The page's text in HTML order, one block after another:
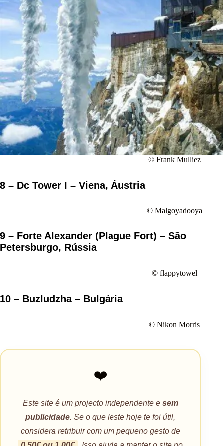
© Frank Mulliez
8 – Dc Tower I – Viena, Áustria
© Malgoyadooya
9 – Forte Alexander (Plague Fort) – São
Petersburgo, Rússia
© flappytowel
10 – Buzludzha – Bulgária
© Nikon Morris
❤️
Este site é um projecto independente e sem
publicidade. Se o que leste hoje te foi útil,
considera retribuir com um pequeno gesto de